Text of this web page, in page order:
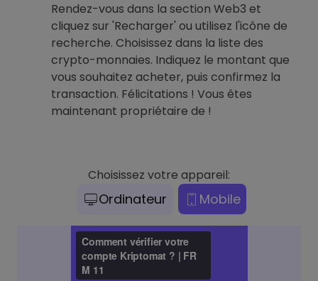
Rendez-vous dans la section Web3 et
cliquez sur 'Recharger' ou utilisez l'icône de
recherche. Choisissez dans la liste des
crypto-monnaies. Indiquez le montant que
vous souhaitez acheter, puis confirmez la
transaction. Félicitations ! Vous êtes
maintenant propriétaire de !
Choisissez votre appareil:
Ordinateur Mobile